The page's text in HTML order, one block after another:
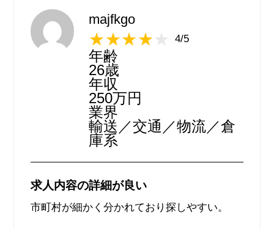
ているのかをその人の目的に沿ってサイトの
ほうで検索をかけてくれるので、本人が探す
手間を省いてくれるのため、大変良いサイト
だと思い、次も仕事を探す際には同じ求人サ
イトに応募しようと考えています。
majfkgo
4/5
年齢
26歳
年収
250万円
業界
輸送／交通／物流／倉
庫系
求人内容の詳細が良い
市町村が細かく分かれており探しやすい。